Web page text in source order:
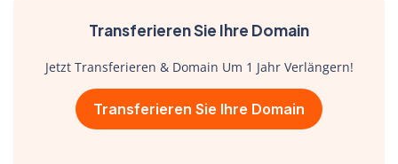
Transferieren Sie Ihre Domain
Jetzt Transferieren & Domain Um 1 Jahr Verlängern!
Transferieren Sie Ihre Domain